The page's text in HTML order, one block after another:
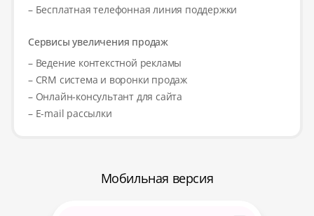
– Бесплатная телефонная линия поддержки
Сервисы увеличения продаж
– Ведение контекстной рекламы
– CRM система и воронки продаж
– Онлайн-консультант для сайта
– E-mail рассылки
Мобильная версия